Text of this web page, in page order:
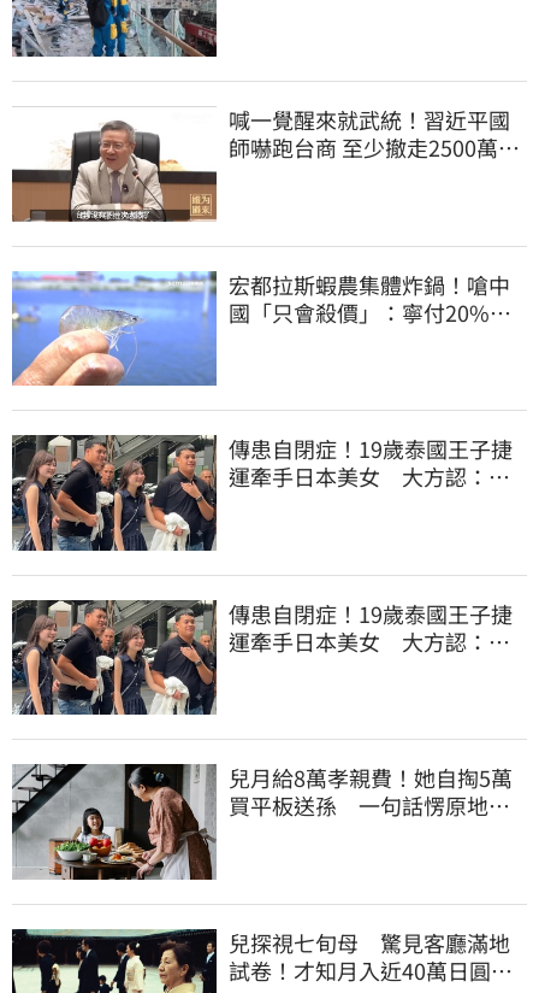
喊一覺醒來就武統！習近平國
師嚇跑台商 至少撤走2500萬份
宏都拉斯蝦農集體炸鍋！嗆中
國「只會殺價」：寧付20%關
傳患自閉症！19歲泰國王子捷
運牽手日本美女 大方認：
傳患自閉症！19歲泰國王子捷
運牽手日本美女 大方認：
兒月給8萬孝親費！她自掏5萬
買平板送孫 一句話愣原地
兒探視七旬母 驚見客廳滿地
試卷！才知月入近40萬日圓